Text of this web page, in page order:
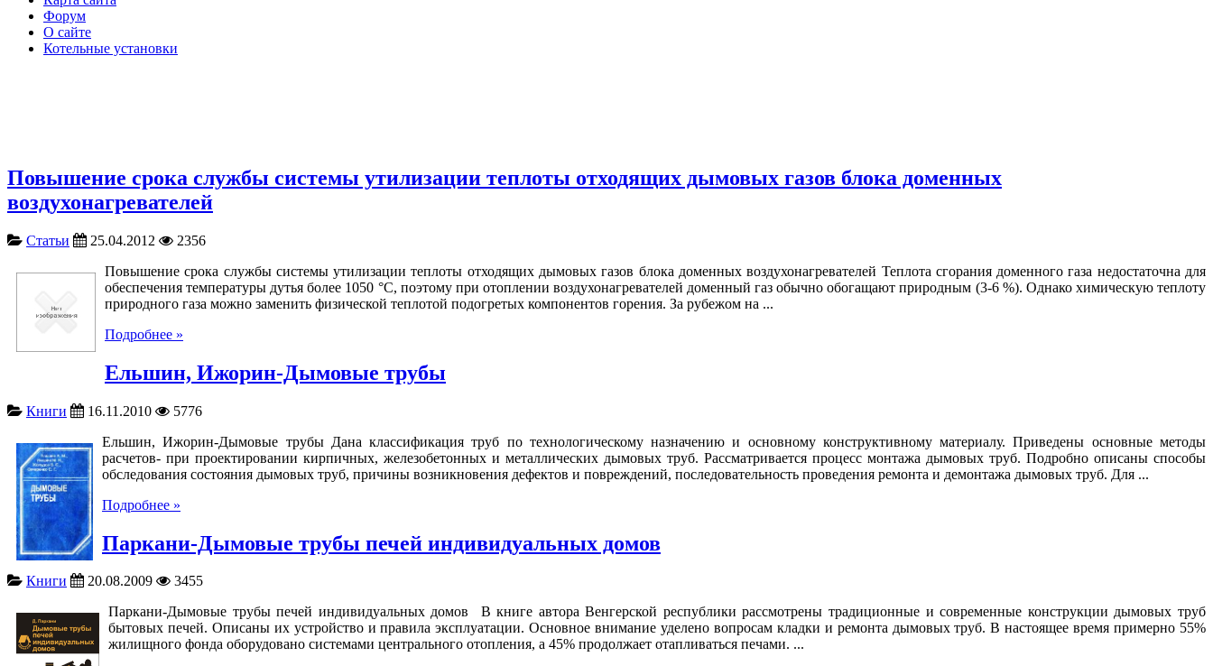
Форум
О сайте
Котельные установки
Повышение срока службы системы утилизации теплоты отходящих дымовых газов блока доменных
воздухонагревателей
Статьи 25.04.2012
2356
Повышение срока службы системы утилизации теплоты отходящих дымовых газов блока доменных воздухонагревателей Теплота сгорания доменного газа недостаточна для
обеспечения температуры дутья более 1050 °С, поэтому при отоплении воздухонагревателей доменный газ обычно обогащают природным (3-6 %). Однако химическую теплоту
природного газа можно заменить физической теплотой подогретых компонентов горения. За рубежом на ...
Подробнее »
Ельшин, Ижорин-Дымовые трубы
Книги 16.11.2010
5776
Ельшин, Ижорин-Дымовые трубы Дана классификация труб по технологическому назначению и основному конструктивному материалу. Приведены основные методы
расчетов- при проектировании кирпичных, железобетонных и металлических дымовых труб. Рассматривается процесс монтажа дымовых труб. Подробно описаны способы
обследования состояния дымовых труб, причины возникновения дефектов и повреждений, последовательность проведения ремонта и демонтажа дымовых труб. Для ...
Подробнее »
Паркани-Дымовые трубы печей индивидуальных домов
Книги 20.08.2009
3455
Паркани-Дымовые трубы печей индивидуальных домов В книге автора Венгерской республики рассмотрены традиционные и современные конструкции дымовых труб
бытовых печей. Описаны их устройство и правила эксплуатации. Основное внимание уделено вопросам кладки и ремонта дымовых труб. В настоящее время примерно 55%
жилищного фонда оборудовано системами центрального отопления, а 45% продолжает отапливаться печами. ...